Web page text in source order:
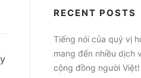
RECENT POSTS
Tiếng nói của quý vị
mang đến nhiều dịch
cộng đồng người Việt!